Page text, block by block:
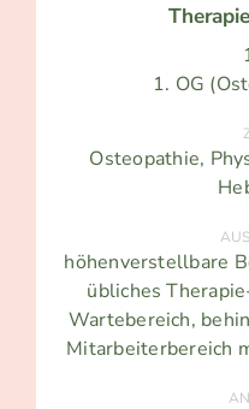
1. OG
Osteopathie,
höhenverstellbare
übliches
Wartebereich,
Mitarbeiterbereich